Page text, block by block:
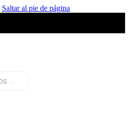
Saltar al pie de página